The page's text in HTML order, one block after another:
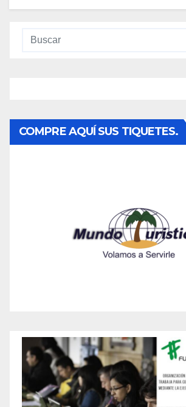
COMPRE AQUÍ SUS TIQUETES.